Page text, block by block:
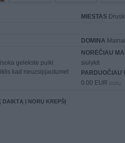
MIESTAS
DOMINA
gelekste puiki
kad neuzsipjautumet
NORĖČIAU
siulykit
PARDUOČIAU
0.00 EUR (0 LTL)
DAIKTĄ Į NORŲ KREPŠĮ